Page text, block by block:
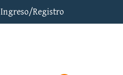
Ingreso/Registro